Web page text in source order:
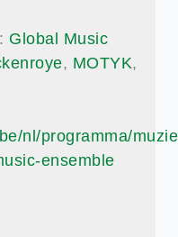
Global Music
, MOTYK,
nl/programma/
ensemble